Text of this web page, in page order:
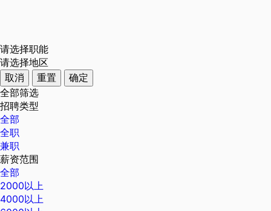
请选择职能
请选择地区
取消
重置
确定
全部筛选
招聘类型
全部
全职
兼职
薪资范围
全部
2000以上
4000以上